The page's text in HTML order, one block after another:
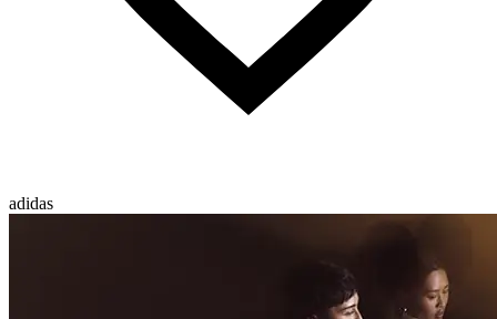
adidas